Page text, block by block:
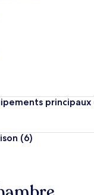
principaux
(6)